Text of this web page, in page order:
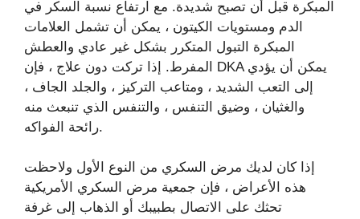
المبكرة قبل أن تصبح شديدة. مع ارتفاع نسبة السكر في
الدم ومستويات الكيتون ، يمكن أن تشمل العلامات
المبكرة التبول المتكرر بشكل غير عادي والعطش
المفرط. إذا تركت دون علاج ، فإن DKA يمكن أن يؤدي
إلى التعب الشديد ، ومتاعب التركيز ، والجلد الجاف ،
والغثيان ، وضيق التنفس ، والتنفس الذي تنبعث منه
رائحة الفواكه.
إذا كان لديك مرض السكري من النوع الأول ولاحظت
هذه الأعراض ، فإن جمعية مرض السكري الأمريكية
تحثك على الاتصال بطبيبك أو الذهاب إلى غرفة